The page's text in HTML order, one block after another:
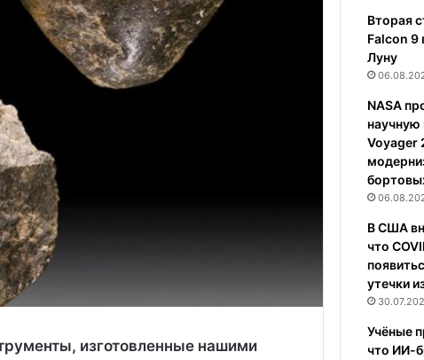
изготовленные нашими
Вторая
Falcon 9
Луну
NASA
Voyager
В США
что
утечки
Учёные
что ИИ-